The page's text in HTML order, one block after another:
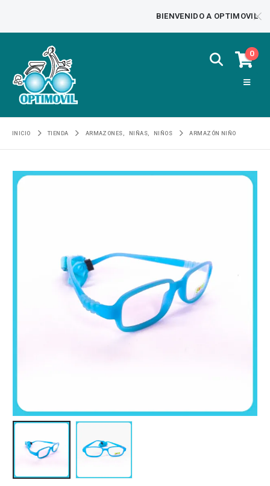
BIENVENIDO A OPTIMOVIL
0
INICIO TIENDA ARMAZONES NIÑAS NIÑOS ARMAZÓN NIÑO